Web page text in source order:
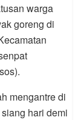
warga
goreng di
mengantre di
hari demi